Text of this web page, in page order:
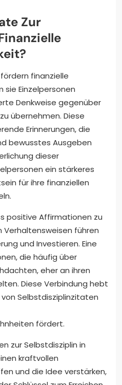
Zur
finanzielle
Einzelpersonen
Denkweise gegenüber
übernehmen. Diese
Erinnerungen, die
bewusstes Ausgeben
dieser
ein stärkeres
für ihre finanziellen
positive Affirmationen zu
führen
und Investieren. Eine
die häufig über
eher an ihren
Diese Verbindung hebt
Selbstdisziplinzitaten
fördert.
zur Selbstdisziplin in
kraftvollen
und die Idee verstärken,